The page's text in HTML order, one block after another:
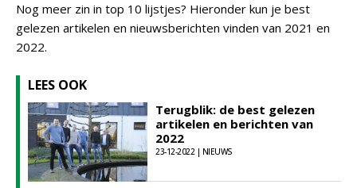
Nog meer zin in top 10 lijstjes? Hieronder kun je best
gelezen artikelen en nieuwsberichten vinden van 2021 en
2022.
LEES OOK
Terugblik: de best gelezen
artikelen en berichten van
2022
23-12-2022 | NIEUWS